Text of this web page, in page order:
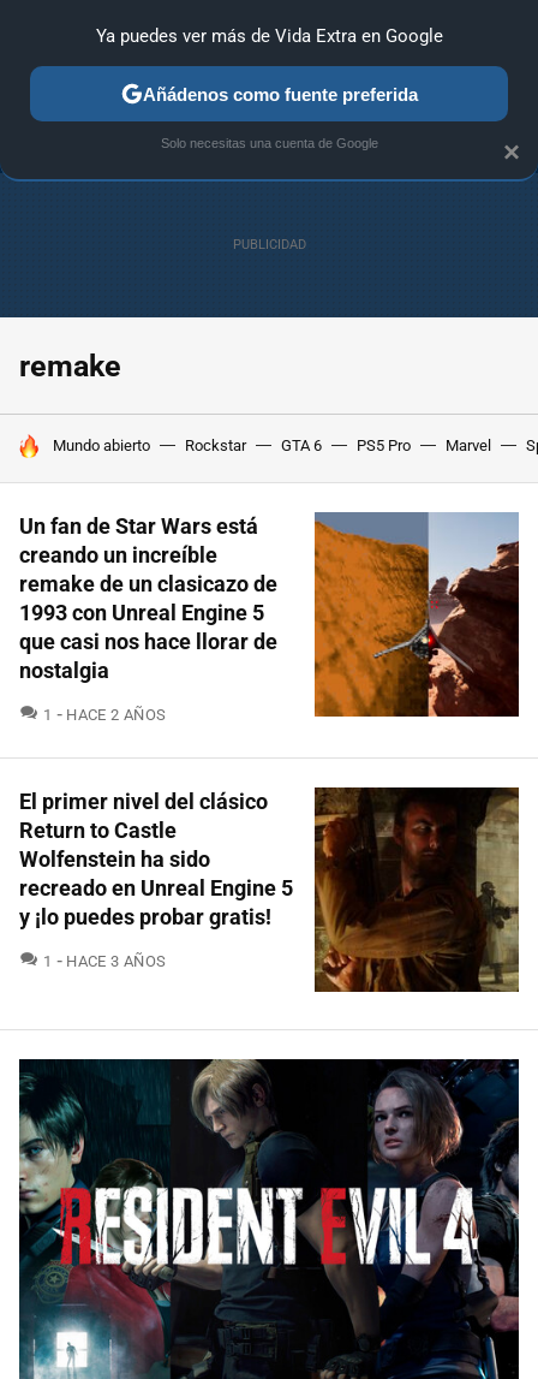
ANÁLISIS GUÍAS Y TRUCOS PC SONY NINTENDO
remake
HOY SE HABLA DE
Mundo abierto Rockstar GTA 6 PS5 Pro Marvel
Un fan de Star Wars está
creando un increíble
remake de un clasicazo de
1993 con Unreal Engine 5
que casi nos hace llorar de
nostalgia
1 COMENTARIOS
HACE 2 AÑOS
El primer nivel del clásico
Return to Castle
Wolfenstein ha sido
recreado en Unreal Engine 5
y ¡lo puedes probar gratis!
1 COMENTARIOS
HACE 3 AÑOS
×
Ya puedes ver más de Vida Extra en Google
Añádenos como fuente preferida
Solo necesitas una cuenta de Google